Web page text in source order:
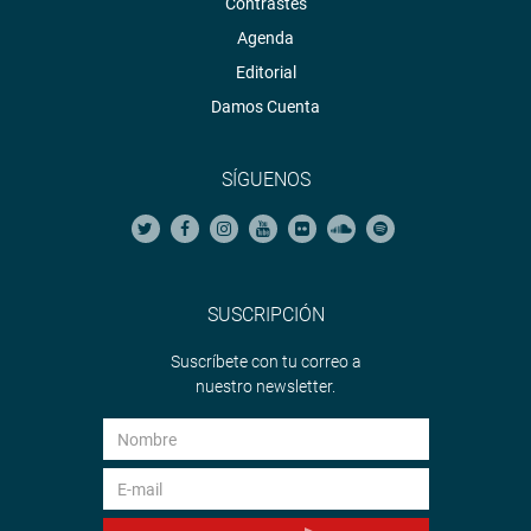
https://soundcloud.com/radiocongreso
Agenda
Editorial
Damos Cuenta
SÍGUENOS
SUSCRIPCIÓN
Suscríbete con tu correo a
nuestro newsletter.